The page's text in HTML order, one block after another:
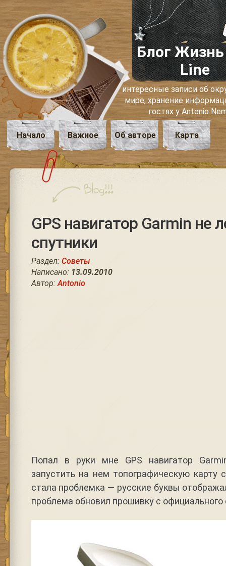
Блог Жизнь
Line
интересные записи об
мире, хранение
гостях у Antonio
Начало Важное Об авторе Карта
GPS навигатор Garmin не
спутники
Раздел: Советы
Написано: 13.09.2010
Автор:Antonio
Попал в руки мне GPS навигатор
запустить на нем топографическую карту
стала проблемка — русские буквы
проблема обновил прошивку с официального